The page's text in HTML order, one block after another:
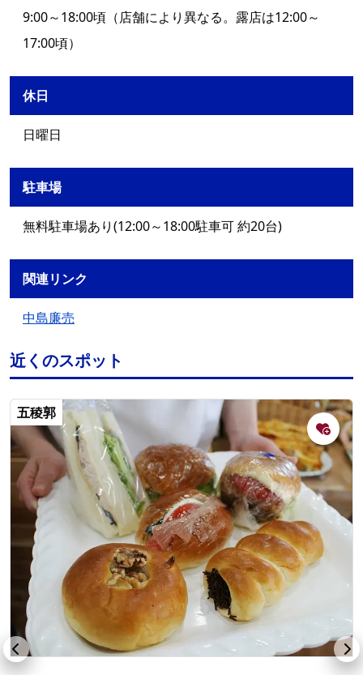
9:00～18:00頃（店舗により異なる。露店は12:00～
17:00頃）
休日
日曜日
駐車場
無料駐車場あり(12:00～18:00駐車可 約20台)
関連リンク
中島廉売
近くのスポット
五稜郭